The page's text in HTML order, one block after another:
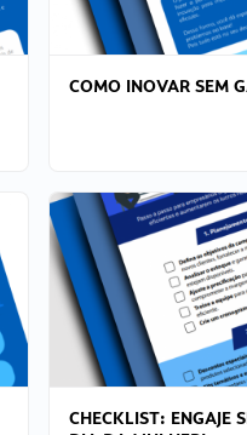
COMO INOVAR SEM
CHECKLIST: ENGAJE